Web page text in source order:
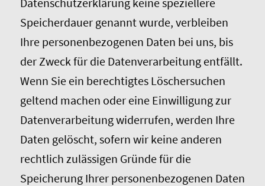
Speicherdauer genannt wurde, verbleiben
Ihre personenbezogenen Daten bei uns, bis
der Zweck für die Datenverarbeitung entfällt.
Wenn Sie ein berechtigtes Löschersuchen
geltend machen oder eine Einwilligung zur
Datenverarbeitung widerrufen, werden Ihre
Daten gelöscht, sofern wir keine anderen
rechtlich zulässigen Gründe für die
Speicherung Ihrer personenbezogenen Daten